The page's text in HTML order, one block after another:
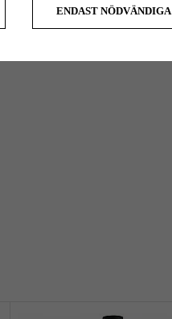
ENDAST NÖDVÄNDIGA